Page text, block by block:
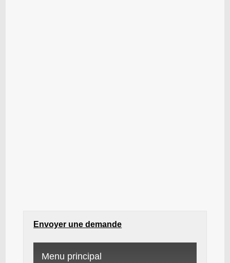
Envoyer une demande
Menu principal